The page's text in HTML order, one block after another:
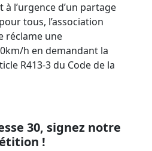
à l’urgence d’un partage
tous, l’association
réclame une
h en demandant la
R413-3 du Code de la
30, signez notre
!